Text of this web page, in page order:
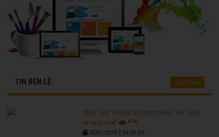
TIN BÊN LỀ Đọc thêm
Châu Tinh Trì hứa hẹn phim chiếu Tết 'cười
ra nước mắt'
6760
03/01/2019 2:04:06 CH